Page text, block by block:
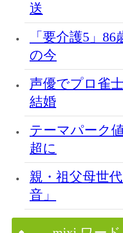
送
「要介護5」
の今
声優でプロ雀
結婚
テーマパーク
超に
親・祖父母世
音」